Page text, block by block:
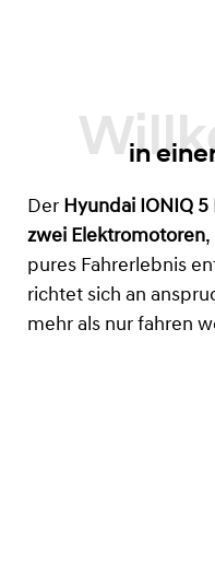
in
Der Hyundai IONIQ 5
zwei Elektromotoren,
pures Fahrerlebnis
richtet sich an
mehr als nur fahren